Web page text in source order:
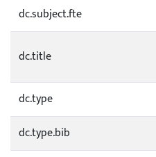
dc.subject.fte
dc.title
dc.type
dc.type.bib